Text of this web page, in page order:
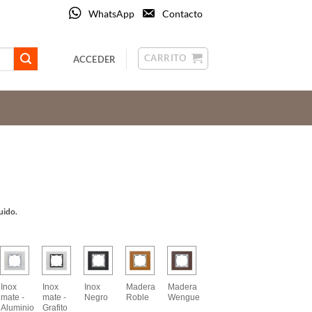
WhatsApp Contacto
ACCEDER CARRITO
€
€
Inox
mate -
Aluminio
Inox
mate -
Grafito
Inox
Negro
Madera
Roble
Madera
Wengue